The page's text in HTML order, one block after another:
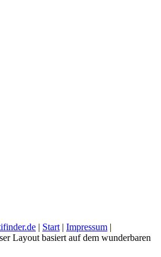
| Start | Impressum |
Layout basiert auf dem wunderbaren